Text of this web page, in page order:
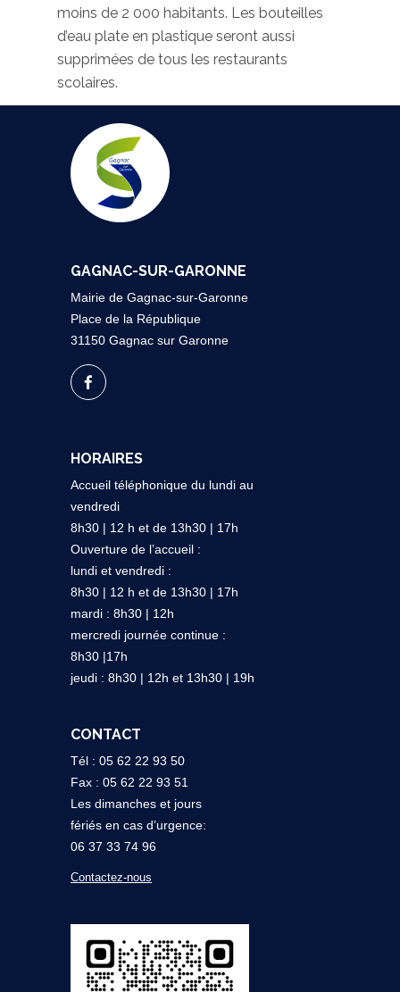
moins de 2 000 habitants. Les bouteilles
d’eau plate en plastique seront aussi
supprimées de tous les restaurants
scolaires.
GAGNAC-SUR-GARONNE
Mairie de Gagnac-sur-Garonne
Place de la République
31150 Gagnac sur Garonne
HORAIRES
Accueil téléphonique du lundi au
vendredi
8h30 | 12 h et de 13h30 | 17h
Ouverture de l’accueil :
lundi et vendredi :
8h30 | 12 h et de 13h30 | 17h
mardi : 8h30 | 12h
mercredi journée continue :
8h30 |17h
jeudi : 8h30 | 12h et 13h30 | 19h
CONTACT
Tél : 05 62 22 93 50
Fax : 05 62 22 93 51
Les dimanches et jours
fériés en cas d’urgence:
06 37 33 74 96
Contactez-nous